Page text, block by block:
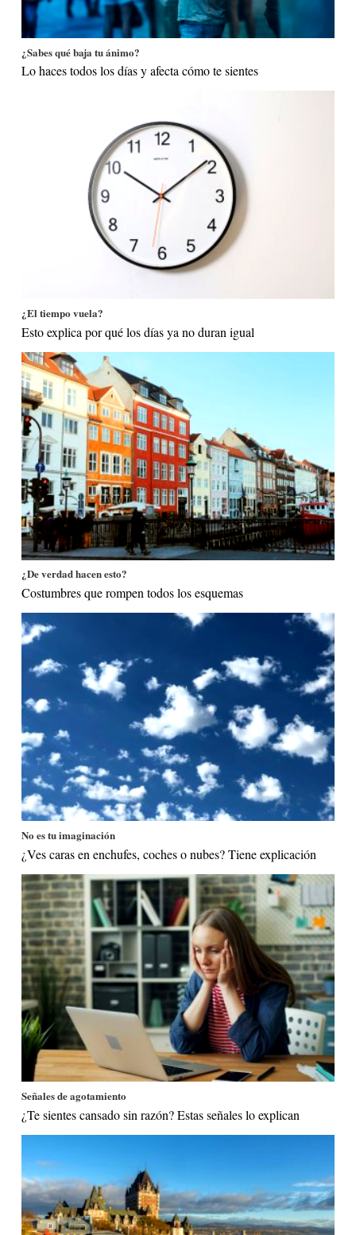
¿Sabes qué baja tu ánimo?
Lo haces todos los días y afecta cómo te sientes
¿El tiempo vuela?
Esto explica por qué los días ya no duran igual
¿De verdad hacen esto?
Costumbres que rompen todos los esquemas
No es tu imaginación
¿Ves caras en enchufes, coches o nubes? Tiene explicación
Señales de agotamiento
¿Te sientes cansado sin razón? Estas señales lo explican